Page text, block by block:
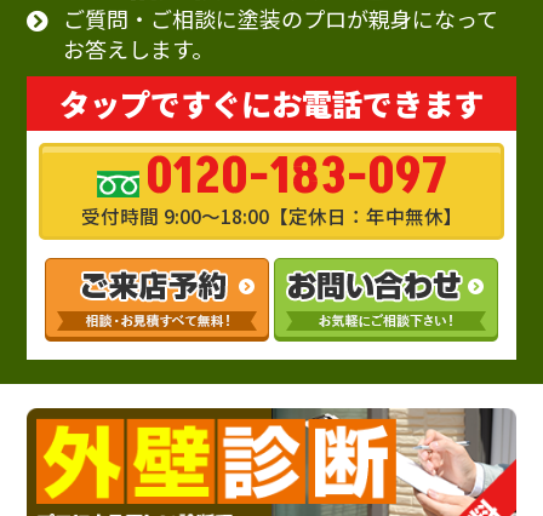
ご質問・ご相談に塗装のプロが親身になって
お答えします。
タップですぐにお電話できます
0120-183-097
受付時間 9:00～18:00【定休日：年中無休】